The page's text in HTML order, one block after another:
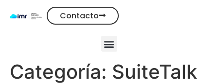
Contacto
Categoría: SuiteTalk